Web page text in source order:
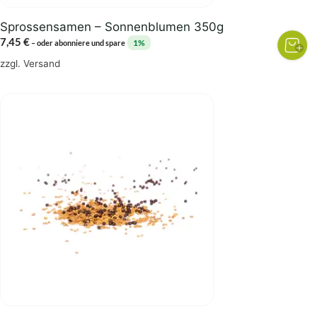
Sprossensamen – Sonnenblumen 350g
7,45 € –oder abonniere und spare 1%
zzgl. Versand